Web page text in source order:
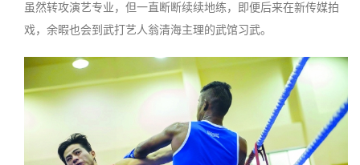
虽然转攻演艺专业，但一直断断续续地练，即便后来在新传媒拍
戏，余暇也会到武打艺人翁清海主理的武馆习武。